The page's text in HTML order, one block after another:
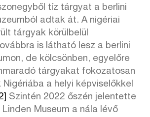
tíz tárgyat a berlini
adtak át. A nigériai
tárgyak körülbelül
is látható lesz a berlini
de kölcsönben, egyelőre
tárgyakat fokozatosan
a helyi képviselőkkel
Szintén 2022 őszén jelentette
Museum a nála lévő